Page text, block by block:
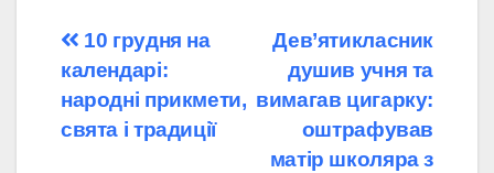
Навігація
записів
Дев’ятикласник
душив учня та
вимагав цигарку:
оштрафував
матір школяра з
10 грудня на
календарі:
народні прикмети,
свята і традиції